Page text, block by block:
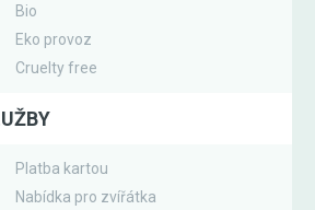
Bio
Eko provoz
Cruelty free
Platba kartou
Nabídka pro zvířátka